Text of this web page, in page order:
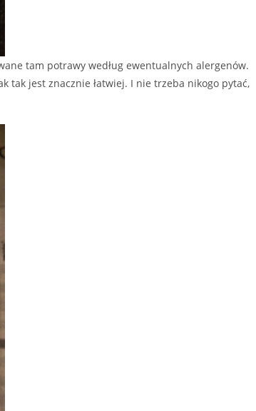
tam potrawy według ewentualnych alergenów.
tak jest znacznie łatwiej. I nie trzeba nikogo pytać,